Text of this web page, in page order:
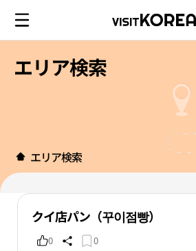
エリア検索
エリア検索
クイ店パン（꾸이점빵）
0 0